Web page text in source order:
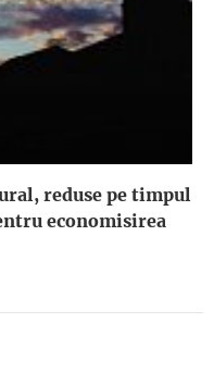
reduse pe timpul
economisirea